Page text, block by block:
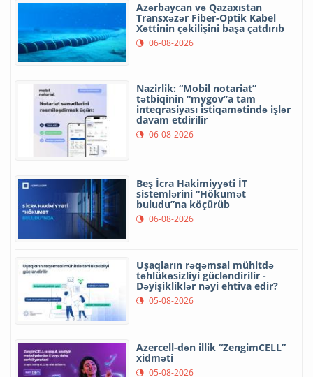
Azərbaycan və Qazaxıstan
Transxəzər Fiber-Optik Kabel
Xəttinin çəkilişini başa çatdırıb
06-08-2026
Nazirlik: “Mobil notariat”
tətbiqinin “mygov”a tam
inteqrasiyası istiqamətində işlər
davam etdirilir
06-08-2026
Beş İcra Hakimiyyəti İT
sistemlərini “Hökumət
buludu”na köçürüb
06-08-2026
Uşaqların rəqəmsal mühitdə
təhlükəsizliyi gücləndirilir -
Dəyişikliklər nəyi ehtiva edir?
05-08-2026
Azercell-dən illik “ZengimCELL”
xidməti
05-08-2026